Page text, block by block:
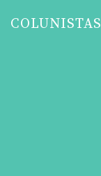
COLUNISTAS